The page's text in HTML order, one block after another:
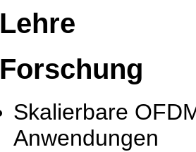
Lehre
Forschung
Skalierbare
Anwendungen